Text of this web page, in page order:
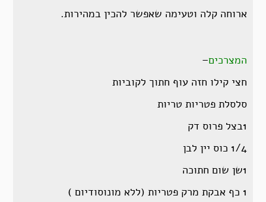
ארוחה קלה וטעימה שאפשר להכין במהירות.
המצרכים–
חצי קילו חזה עוף חתוך לקוביות
סלסלת פטריות טריות
1בצל פרוס דק
1/4 כוס יין לבן
1שן שום חתוכה
1 כף אבקת מרק פטריות (ללא מונוסודיום )